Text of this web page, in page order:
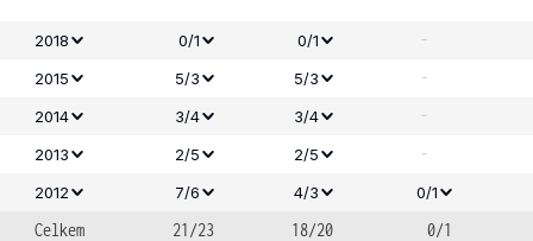
2018 0/1 0/1 -
2015 5/3 5/3 -
2014 3/4 3/4 -
2013 2/5 2/5 -
2012 7/6 4/3 0/1
Celkem 21/23 18/20 0/1